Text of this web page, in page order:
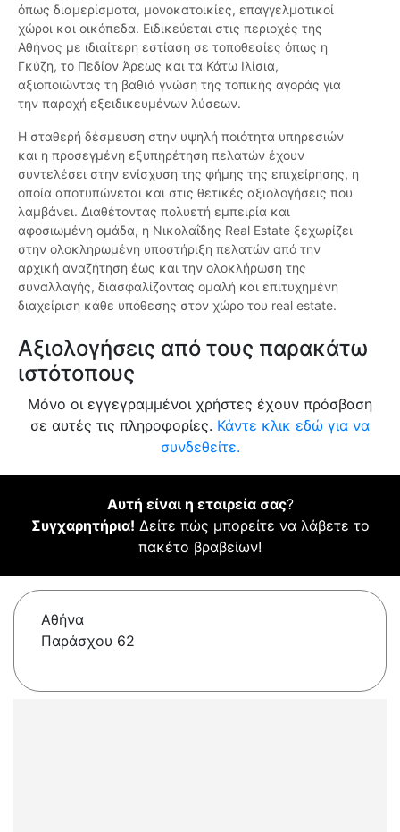
όπως διαμερίσματα, μονοκατοικίες, επαγγελματικοί
χώροι και οικόπεδα. Ειδικεύεται στις περιοχές της
Αθήνας με ιδιαίτερη εστίαση σε τοποθεσίες όπως η
Γκύζη, το Πεδίον Άρεως και τα Κάτω Ιλίσια,
αξιοποιώντας τη βαθιά γνώση της τοπικής αγοράς για
την παροχή εξειδικευμένων λύσεων.
Η σταθερή δέσμευση στην υψηλή ποιότητα υπηρεσιών
και η προσεγμένη εξυπηρέτηση πελατών έχουν
συντελέσει στην ενίσχυση της φήμης της επιχείρησης, η
οποία αποτυπώνεται και στις θετικές αξιολογήσεις που
λαμβάνει. Διαθέτοντας πολυετή εμπειρία και
αφοσιωμένη ομάδα, η Νικολαΐδης Real Estate ξεχωρίζει
στην ολοκληρωμένη υποστήριξη πελατών από την
αρχική αναζήτηση έως και την ολοκλήρωση της
συναλλαγής, διασφαλίζοντας ομαλή και επιτυχημένη
διαχείριση κάθε υπόθεσης στον χώρο του real estate.
Αξιολογήσεις από τους παρακάτω
ιστότοπους
Μόνο οι εγγεγραμμένοι χρήστες έχουν πρόσβαση
σε αυτές τις πληροφορίες. Κάντε κλικ εδώ για να
συνδεθείτε.
Αυτή είναι η εταιρεία σας?
Συγχαρητήρια! Δείτε πώς μπορείτε να λάβετε το
πακέτο βραβείων!
Αθήνα
Παράσχου 62